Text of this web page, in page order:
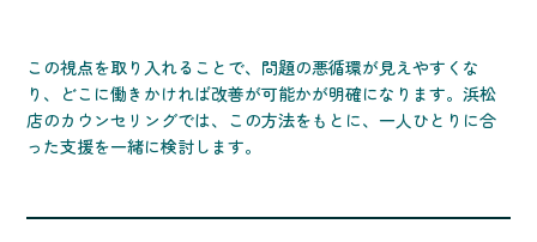
この視点を取り入れることで、問題の悪循環が見えやすくな
り、どこに働きかければ改善が可能かが明確になります。浜松
店のカウンセリングでは、この方法をもとに、一人ひとりに合
った支援を一緒に検討します。